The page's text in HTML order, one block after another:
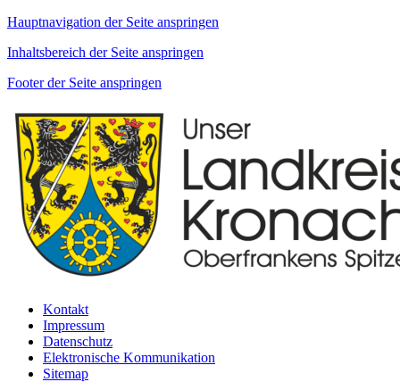
Hauptnavigation der Seite anspringen
Inhaltsbereich der Seite anspringen
Footer der Seite anspringen
Kontakt
Impressum
Datenschutz
Elektronische Kommunikation
Sitemap